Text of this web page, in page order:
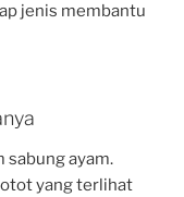
jenis membantu
sabung ayam.
yang terlihat